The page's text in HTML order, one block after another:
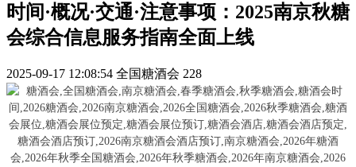
时间·概况·交通·注意事项：2025南京秋糖
会综合信息服务指南全面上线
2025-09-17 12:08:54 全国糖酒会 228